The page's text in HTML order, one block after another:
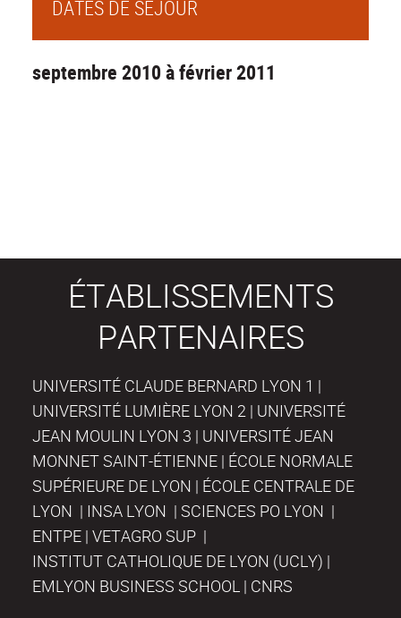
DATES DE SEJOUR
septembre 2010 à février 2011
ÉTABLISSEMENTS
PARTENAIRES
UNIVERSITÉ CLAUDE BERNARD LYON 1 |
UNIVERSITÉ LUMIÈRE LYON 2 | UNIVERSITÉ
JEAN MOULIN LYON 3 | UNIVERSITÉ JEAN
MONNET SAINT-ÉTIENNE | ÉCOLE NORMALE
SUPÉRIEURE DE LYON | ÉCOLE CENTRALE DE
LYON | INSA LYON | SCIENCES PO LYON |
ENTPE | VETAGRO SUP |
INSTITUT CATHOLIQUE DE LYON (UCLY) |
EMLYON BUSINESS SCHOOL | CNRS